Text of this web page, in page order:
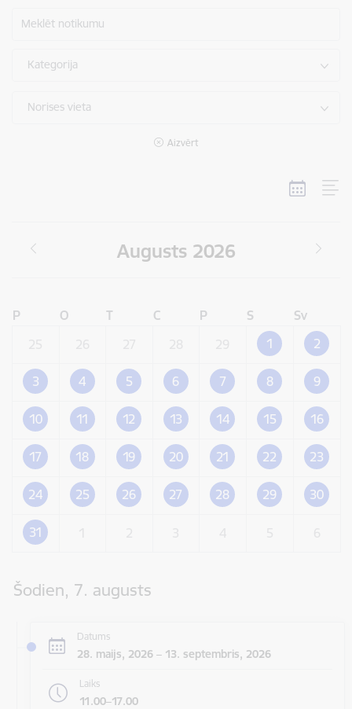
Meklēt notikumu
Kategorija
Norises vieta
Aizvērt
Augusts 2026
P O T C P S
Sv
1 2
3 4 5 6 7 8 9
10 11 12 13 14 15 16
17 18 19 20 21 22 23
24 25 26 27 28 29 30
31
Šodien, 7. augusts
Datums
28. maijs, 2026 – 13. septembris, 2026
Laiks
11.00–17.00